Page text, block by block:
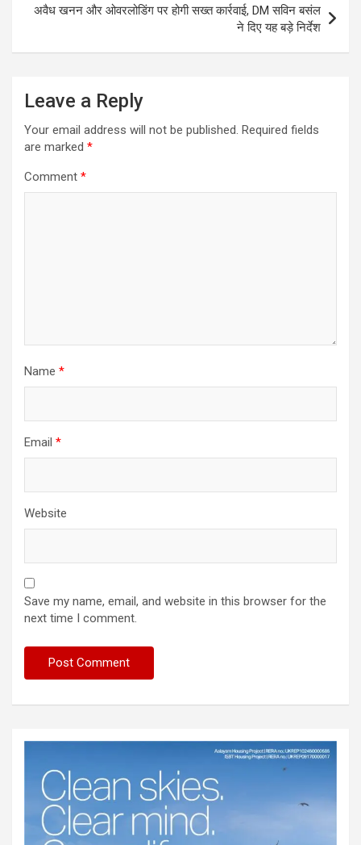
अवैध खनन और ओवरलोडिंग पर होगी सख्त कार्रवाई, DM सविन बसंल
ने दिए यह बड़े निर्देश
Leave a Reply
Your email address will not be published. Required fields
are marked *
Comment *
Name *
Email *
Website
Save my name, email, and website in this browser for the
next time I comment.